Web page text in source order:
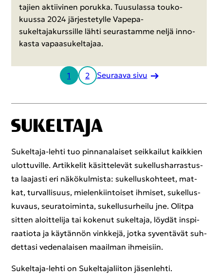
ta­jien ak­tii­vi­nen po­ruk­ka. Tuusu­las­sa tou­ko­
kuus­sa 2024 jär­jes­te­tyl­le Vapepa-​
sukeltajakurssille lähti seu­ras­tam­me neljä in­no­
kas­ta va­paa­su­kel­ta­jaa.
1 2 Seu­raa­va sivu
Sukeltaja-​lehti tuo pin­na­na­lai­set seik­kai­lut kaik­kien
ulot­tu­vil­le. Ar­tik­ke­lit kä­sit­te­le­vät su­kel­lus­har­ras­tus­
ta laa­jas­ti eri nä­kö­kul­mis­ta: su­kel­lus­koh­teet, mat­
kat, tur­val­li­suus, mie­len­kiin­toi­set ih­mi­set, su­kel­lus­
ku­vaus, seu­ra­toi­min­ta, su­kel­lusur­hei­lu jne. Olit­pa
sit­ten aloit­te­li­ja tai ko­ke­nut su­kel­ta­ja, löy­dät ins­pi­
raa­tio­ta ja käy­tän­nön vink­ke­jä, jotka sy­ven­tä­vät suh­
det­ta­si ve­de­na­lai­sen maa­il­man ih­mei­siin.
Sukeltaja-​lehti on Su­kel­ta­ja­lii­ton jä­sen­leh­ti.